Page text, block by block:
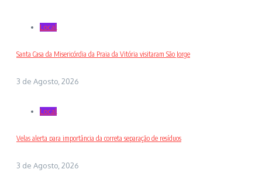
Local
Santa Casa da Misericórdia da Praia da Vitória visitaram São Jorge
3 de Agosto, 2026
Local
Velas alerta para importância da correta separação de resíduos
3 de Agosto, 2026